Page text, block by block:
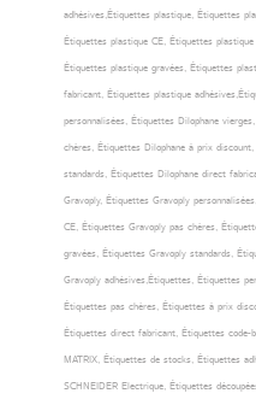
adhésives,Étiquettes plastique, Étiquettes
Étiquettes plastique CE, Étiquettes
Étiquettes plastique gravées, Étiquettes
fabricant, Étiquettes plastique
personnalisées, Étiquettes Dilophane
chères, Étiquettes Dilophane à prix
standards, Étiquettes Dilophane direct
Gravoply, Étiquettes Gravoply
CE, Étiquettes Gravoply pas chères,
gravées, Étiquettes Gravoply standards,
Gravoply adhésives,Étiquettes, Étiquettes
Étiquettes pas chères, Étiquettes à prix
Étiquettes direct fabricant, Étiquettes code-
MATRIX, Étiquettes de stocks, Étiquettes
SCHNEIDER Electrique, Étiquettes